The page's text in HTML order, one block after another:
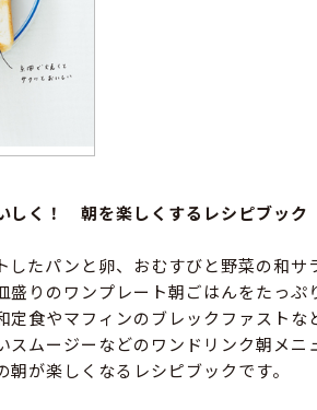
しく！ 朝を楽しくするレシピブック
したパンと卵、おむすびと野菜の和サ
りのワンプレート朝ごはんをたっぷ
食やマフィンのブレックファストな
スムージーなどのワンドリンク朝メニ
が楽しくなるレシピブックです。